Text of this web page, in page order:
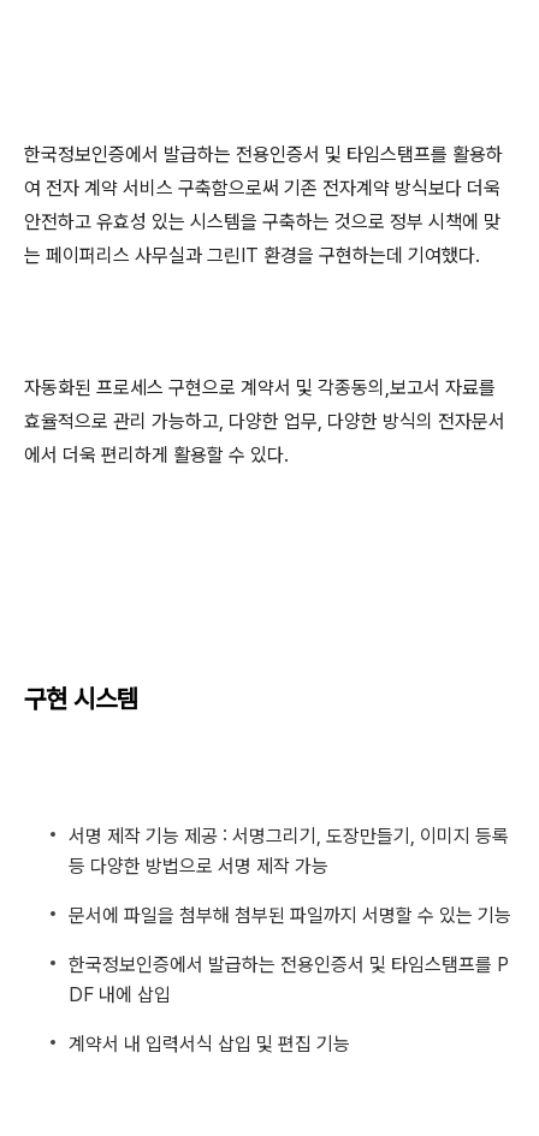
한국정보인증에서 발급하는 전용인증서 및 타임스탬프를 활용하
여 전자 계약 서비스 구축함으로써 기존 전자계약 방식보다 더욱
안전하고 유효성 있는 시스템을 구축하는 것으로 정부 시책에 맞
는 페이퍼리스 사무실과 그린IT 환경을 구현하는데 기여했다.
자동화된 프로세스 구현으로 계약서 및 각종동의,보고서 자료를
효율적으로 관리 가능하고, 다양한 업무, 다양한 방식의 전자문서
에서 더욱 편리하게 활용할 수 있다.
구현 시스템
서명 제작 기능 제공 : 서명그리기, 도장만들기, 이미지 등록
등 다양한 방법으로 서명 제작 가능
문서에 파일을 첨부해 첨부된 파일까지 서명할 수 있는 기능
한국정보인증에서 발급하는 전용인증서 및 타임스탬프를 P
DF 내에 삽입
계약서 내 입력서식 삽입 및 편집 기능